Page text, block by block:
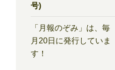
号)
「月報のぞみ」は、毎
月20日に発行していま
す！